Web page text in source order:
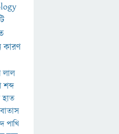
কারণ
লাল
শব্দ
হাত
বাতাস
পাখি